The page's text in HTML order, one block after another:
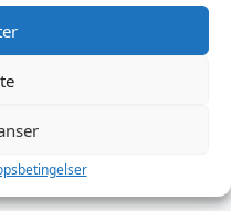
henger naturlig, og
utvidede pluggbasen,
å ganske enkelt